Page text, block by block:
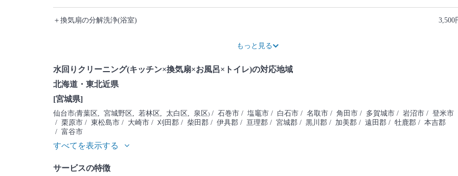
＋換気扇の分解洗浄(浴室)
3,500
もっと見る
水回りクリーニング(キッチン×換気扇×お風呂×トイレ)の対応地域
北海道・東北近県
[宮城県]
仙台市(青葉区 , 宮城野区 , 若林区 , 太白区 , 泉区) / 石巻市 / 塩竈市 / 白石市 / 名取市 / 角田市 / 多賀城市 / 岩沼市 / 登米市
/ 栗原市 / 東松島市 / 大崎市 / 刈田郡 / 柴田郡 / 伊具郡 / 亘理郡 / 宮城郡 / 黒川郡 / 加美郡 / 遠田郡 / 牡鹿郡 / 本吉郡
/ 富谷市
すべてを表示する
サービスの特徴